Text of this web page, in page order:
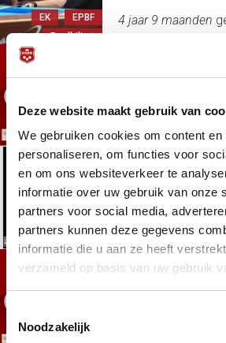
Deze website maakt gebruik van
We gebruiken cookies om content
personaliseren, om functies voor
en om ons websiteverkeer te
informatie over uw gebruik van onze
partners voor social media,
partners kunnen deze gegevens
informatie die u aan ze heeft
verzameld op basis van uw gebruik
Toestemmingsselectie
Noodzakelijk
EK
EPBF
Poolbiljart
4 jaar 9 maanden
Poolbiljart
Nederlandse
4 jaar 9 maanden
Eerst Eurotour,
4 jaar 9 maanden
EK
EPBF
Selectie
2021 bekend